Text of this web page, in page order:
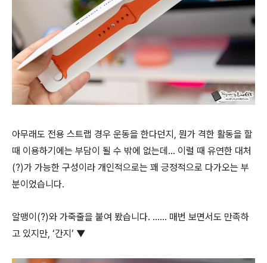
아무래도 전용 스트랩 경우 운동을 한다던지, 뭔가 격한 활동을 할
때 이용하기에는 부담이 될 수 밖에 없는데… 이럴 때 유연한 대처
(?)가 가능한 구성이라 개인적으로는 꽤 긍정적으로 다가오는 부
분이었습니다.
알맹이(?)와 가죽줄을 붙여 봤습니다. …… 매번 보면서도 만족하
고 있지만, ‘간지’ ▼